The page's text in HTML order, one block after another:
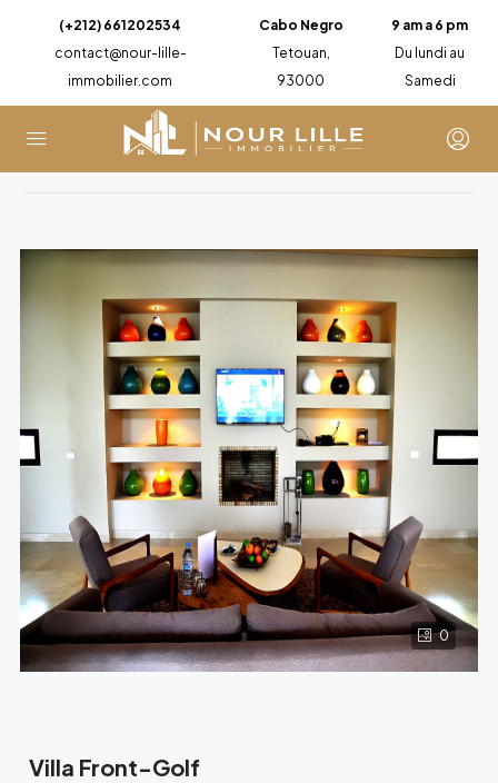
(+212) 661202534
contact@nour-lille-
immobilier.com
Cabo Negro
Tetouan,
93000
9 am a 6 pm
Du lundi au
Samedi
0
Villa Front-Golf